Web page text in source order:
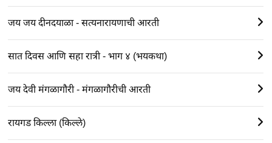
जय जय दीनदयाळा - सत्यनारायणाची आरती
सात दिवस आणि सहा रात्री - भाग ४ (भयकथा)
जय देवी मंगळागौरी - मंगळागौरीची आरती
रायगड किल्ला (किल्ले)